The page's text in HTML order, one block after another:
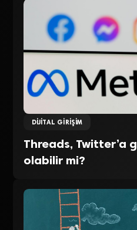
DIJITAL GIRIŞIM
Threads, Twitter’a
olabilir mi?